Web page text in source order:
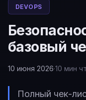
DEVOPS
базовый
10 июня 2026·10 мин
Полный чек-